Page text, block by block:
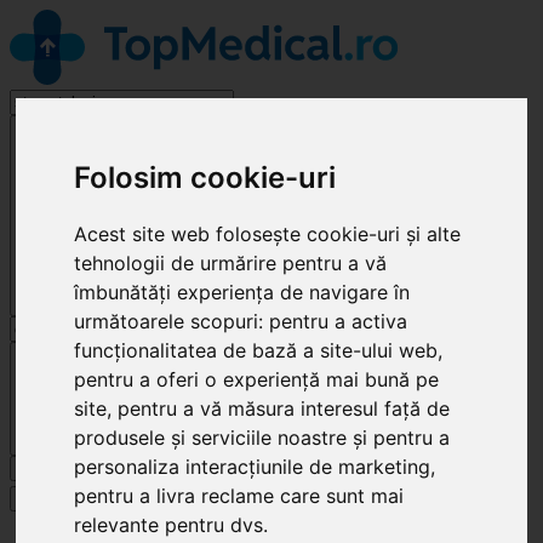
Folosim cookie-uri
Acest site web folosește cookie-uri și alte
tehnologii de urmărire pentru a vă
îmbunătăți experiența de navigare în
următoarele scopuri: pentru a activa
funcționalitatea de bază a site-ului web,
pentru a oferi o experiență mai bună pe
site, pentru a vă măsura interesul față de
produsele și serviciile noastre și pentru a
personaliza interacțiunile de marketing,
pentru a livra reclame care sunt mai
relevante pentru dvs.
Cluj-Napoca
Specialități